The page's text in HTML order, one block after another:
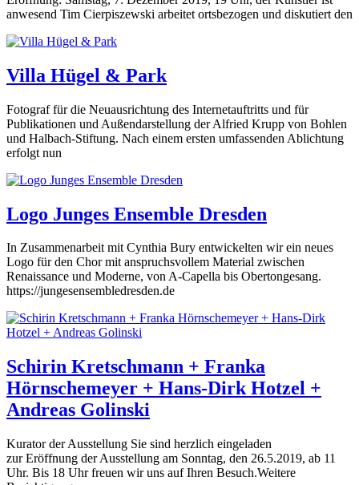
anwesend Tim Cierpiszewski arbeitet ortsbezogen und diskutiert den
Villa Hügel & Park
Fotograf für die Neuausrichtung des Internetauftritts und für
Publikationen und Außendarstellung der Alfried Krupp von Bohlen
und Halbach-Stiftung. Nach einem ersten umfassenden Ablichtung
erfolgt nun
Logo Junges Ensemble Dresden
In Zusammenarbeit mit Cynthia Bury entwickelten wir ein neues
Logo für den Chor mit anspruchsvollem Material zwischen
Renaissance und Moderne, von A-Capella bis Obertongesang.
https://jungesensembledresden.de
Schirin Kretschmann + Franka
Hörnschemeyer + Hans-Dirk Hotzel +
Andreas Golinski
Kurator der Ausstellung Sie sind herzlich eingeladen
zur Eröffnung der Ausstellung am Sonntag, den 26.5.2019, ab 11
Uhr. Bis 18 Uhr freuen wir uns auf Ihren Besuch.Weitere